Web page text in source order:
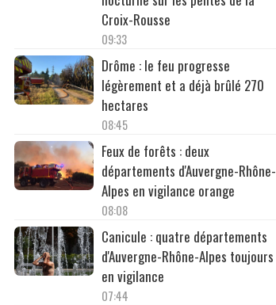
Croix-Rousse
09:33
Drôme : le feu progresse
légèrement et a déjà brûlé 270
hectares
08:45
Feux de forêts : deux
départements d'Auvergne-Rhône-
Alpes en vigilance orange
08:08
Canicule : quatre départements
d'Auvergne-Rhône-Alpes toujours
en vigilance
07:44